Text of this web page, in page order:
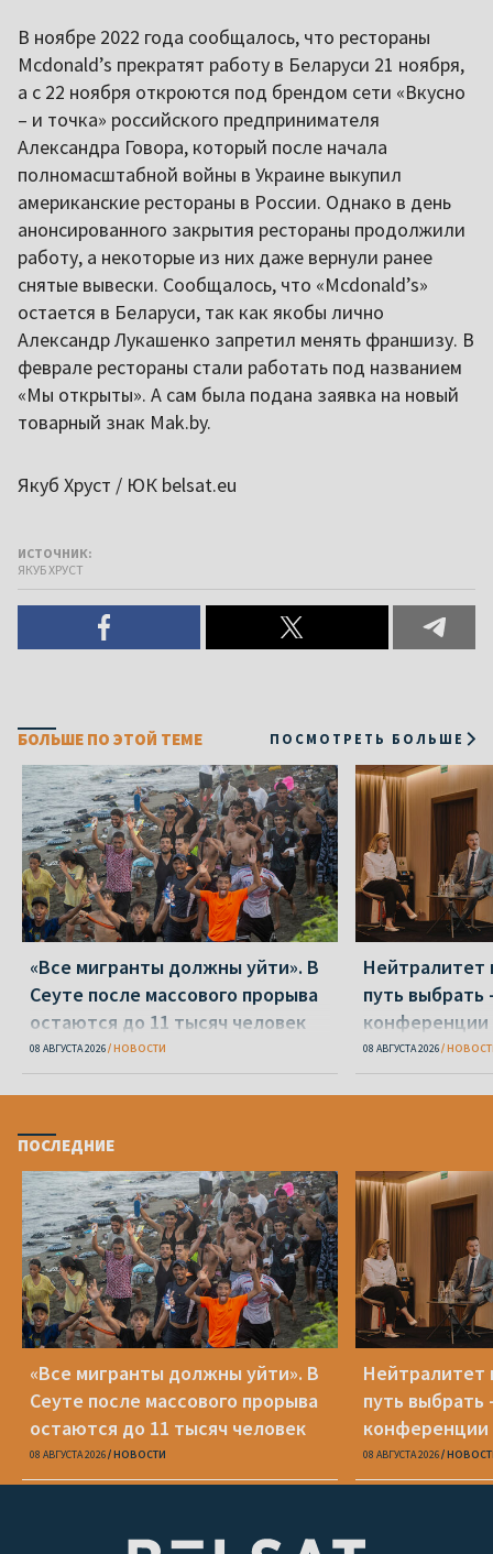
В ноябре 2022 года сообщалось, что рестораны
Mcdonald’s прекратят работу в Беларуси 21 ноября,
а с 22 ноября откроются под брендом сети «Вкусно
– и точка» российского предпринимателя
Александра Говора, который после начала
полномасштабной войны в Украине выкупил
американские рестораны в России. Однако в день
анонсированного закрытия рестораны продолжили
работу, а некоторые из них даже вернули ранее
снятые вывески. Сообщалось, что «Mcdonald’s»
остается в Беларуси, так как якобы лично
Александр Лукашенко запретил менять франшизу. В
феврале рестораны стали работать под названием
«Мы открыты». А сам была подана заявка на новый
товарный знак Mak.by.
Якуб Хруст / ЮК belsat.eu
ИСТОЧНИК:
ЯКУБ ХРУСТ
БОЛЬШЕ ПО ЭТОЙ ТЕМЕ ПОСМОТРЕТЬ БОЛЬШЕ
«Все мигранты должны уйти». В
Сеуте после массового прорыва
остаются до 11 тысяч человек
08 АВГУСТА 2026 НОВОСТИ
Нейтралитет
путь выбрать
конференции
08 АВГУСТА 2026
ПОСЛЕДНИЕ
«Все мигранты должны уйти». В
Сеуте после массового прорыва
остаются до 11 тысяч человек
08 АВГУСТА 2026 НОВОСТИ
Нейтралитет
путь выбрать
конференции
08 АВГУСТА 2026